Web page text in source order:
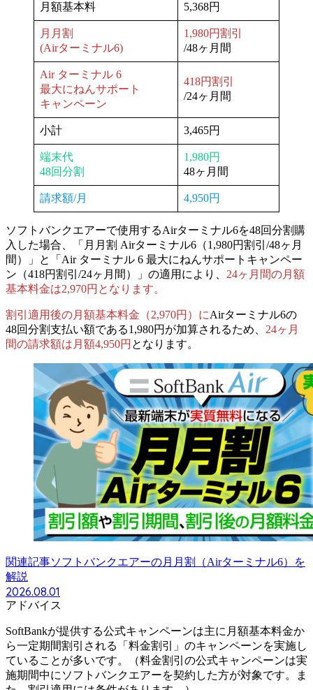
月額基本料 5,368円
月月割
(Airターミナル6)
1,980円割引
/48ヶ月間
Air ターミナル 6
最大にねんサポート
キャンペーン
418円割引
/24ヶ月間
小計 3,465円
端末代
48回分割
1,980円
48ヶ月間
請求額/月 4,950円
ソフトバンクエアーで使用するAirターミナル6を48回分割購
入した場合、
「月月割 Airターミナル6（1,980円割引/48ヶ月
間）」と「Air ターミナル 6 最大にねんサポートキャンペー
ン（418円割引/24ヶ月間）」の適用により、 24ヶ月間の月額
基本料金は2,970円となります。
割引適用後の月額基本料金（2,970円）にAirターミナル6の
48回分割支払い額である1,980円が加算されるため、 24ヶ月
間の請求額は月額4,950円 となります。
関連記事ソフトバンクエアーの月月割（Airターミナル6）を
解説
2026.08.01
アドバイス
SoftBankが提供する公式キャンペーンは主に月額基本料金か
ら一定期間割引される「料金割引」のキャンペーンを実施し
ていることが多いです。（料金割引の公式キャンペーンは実
施期間中にソフトバンクエアーを契約した方が対象です。ま